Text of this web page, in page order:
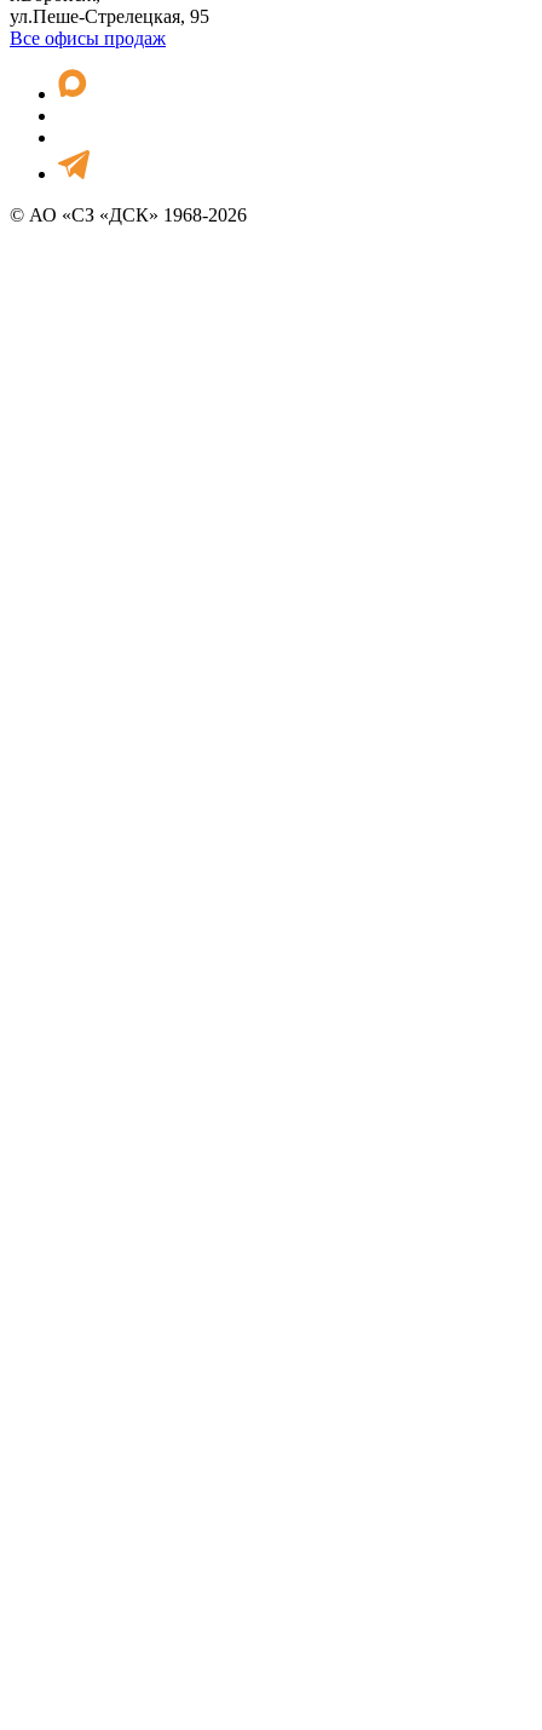
ул.Пеше-Стрелецкая, 95
Все офисы продаж
© АО «СЗ «ДСК» 1968-2026